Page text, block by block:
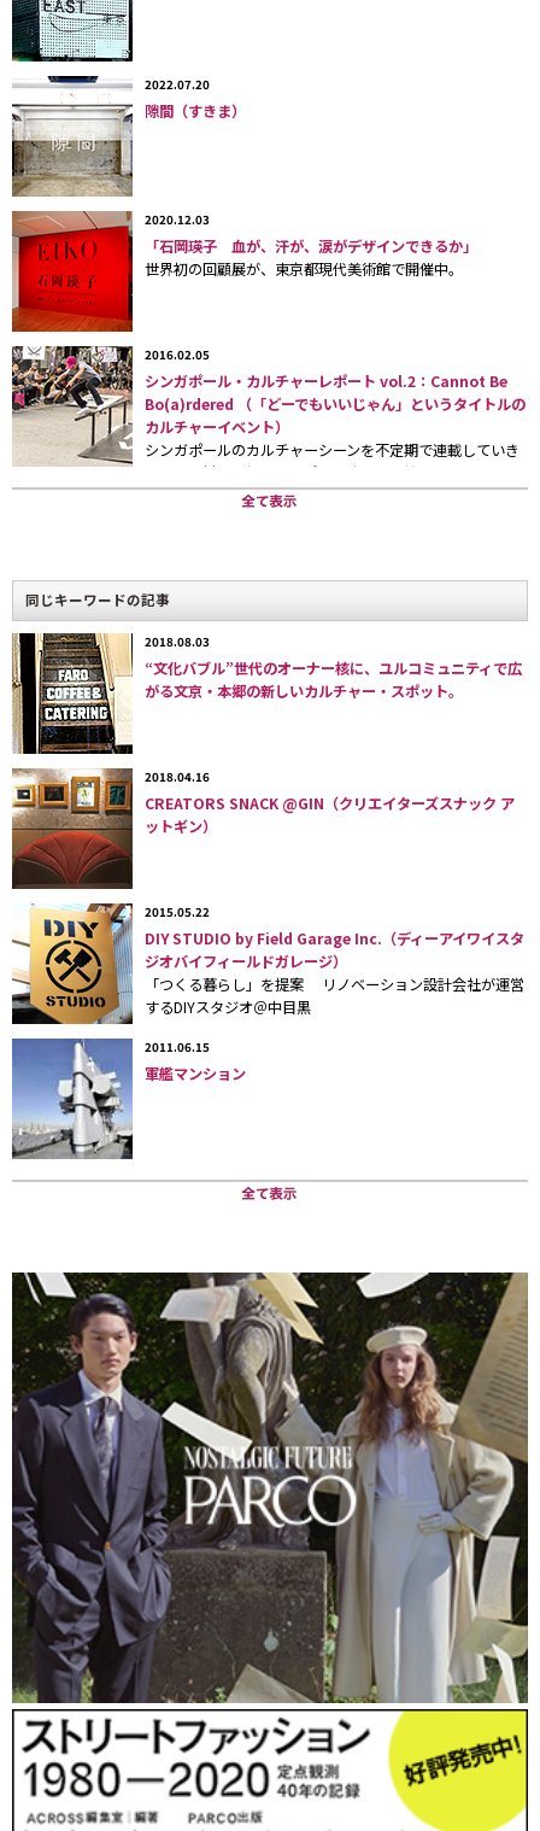
将来的には独立性を高め、置くだけで
完結するインフラフリーのPACOを
目指しているそうだ。
建築家・デザイナーの長坂常さん。
「PACO（パコ）」を展示・販売する「PACO展〜スモール・セカ
ンドハウス」が、2009年1月17日〜2月9日まで、目黒区上目黒の
駒沢通り沿いにあるギャラリー・
PACOはどこにでも設置できるため、庭に置いて趣味の部屋にす
る、活用していない土地に置いて簡易別荘にする、といったセカ
ンドハウスとしてのニーズに応えられる、新しい住居モデル。わ
ずか1辺3メートルの小さな空間に、トイレやキッチン等も設置で
きる、類を見ない建築である。
デザイン・設計は、有限会社スキーマ建築計画
ん。長坂さんは建築からインテリアまで幅広いデザインを手がけ
ており、これまで、アパレルショップPlantation青山店、江戸川
台教会新聖堂、東京都昭島市のデザイン賃貸住宅「harumo
cuprum」、埼玉県狭山市の築30年の集合住宅
のリノベーション等を手掛けてきた。施工・販売を行うのは、不
動産リノベーション事業を展開する株式会社ルーヴィス
（株）ルーヴィスが長坂さんに新しい投資物件の企画を依頼した
ことをきっかけに、PACOの開発プロジェクトがスタート。長坂
さんが、新しいことで、会場でもあるスキーマ建築計画のギャラ
リーに置いて広められるものにするため、1960年代に盛り上が
り、今では廃れてしまったプレハブをヒントに企画。生活に最低
られた。
「60年代に、みんながプレハブに抱いていたロマンをもう一度実
現できないか、というところからスタートしました。住宅という
言葉が持つイメージに縛られず、PACOを何に使おうかというワ
クワクする気持ちを持ってもらえるように、用途を押し付けな
い、想像を掻き立てるようなデザインを心がけたんです。個人の
方はもちろん、複数を並べてホテルにする等の事業にも活用でき
ると思います」（長坂さん）。
今回は実寸のPACOが展示され、室内で各設備に触れることもで
きる。構造は2×4（ツーバイフォー）で、床下にもスペースがあ
る。照明は高輝度LEDのほか、天井の一部がアクリルハニカムパ
ネルになっているので、屋外の光を室内に取り入れることが可
能。トイレとシャワーは床下に配置し、シャワー使用時はオーガ
ンジーの生地に超撥水加工を施したシャワーカーテンを天井から
吊るせる。ほかにも、エアコンフィルター等にも用いられる低密
度高反発の素材で作られたハンモック、床の一部を持ち上げると
テーブルになる等、さまざまな工夫が施されている。これらは、
家具メーカーのE&Y 、ファッションデザイナーの 森美穂子 さん、
2022.07.20
隙間（すきま）
2020.12.03
「石岡瑛子 血が、汗が、涙がデザインできるか」
世界初の回顧展が、東京都現代美術館で開催中。
2016.02.05
シンガポール・カルチャーレポート vol.2：Cannot Be
Bo(a)rdered （「どーでもいいじゃん」というタイトルの
カルチャーイベント）
シンガポールのカルチャーシーンを不定期で連載していき
ます。取材は弊社シンガポール駐在員の柏木良介。第２回
目は、大型美術館が相次いでオープンする、シンガポール
同じキーワードの記事
2018.08.03
“文化バブル”世代のオーナー核に、ユルコミュニティで広
がる文京・本郷の新しいカルチャー・スポット。
2018.04.16
CREATORS SNACK @GIN（クリエイターズスナック ア
ットギン）
2015.05.22
DIY STUDIO by Field Garage Inc.（ディーアイワイスタ
ジオバイフィールドガレージ）
「つくる暮らし」を提案 リノベーション設計会社が運営
するDIYスタジオ＠中目黒
2011.06.15
軍艦マンション